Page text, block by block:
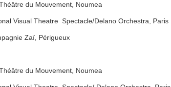
du Mouvement, Noumea
Visual Theatre Spectacle/Delano Orchestra, Paris
Zaï, Périgueux
du Mouvement, Noumea